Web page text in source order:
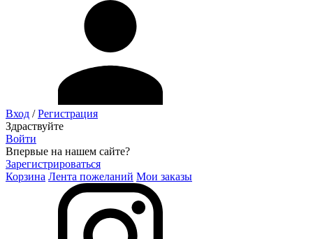
Вход /Регистрация
Здраствуйте
Войти
Впервые на нашем сайте?
Зарегистрироваться
Корзина Лента пожеланий Мои заказы